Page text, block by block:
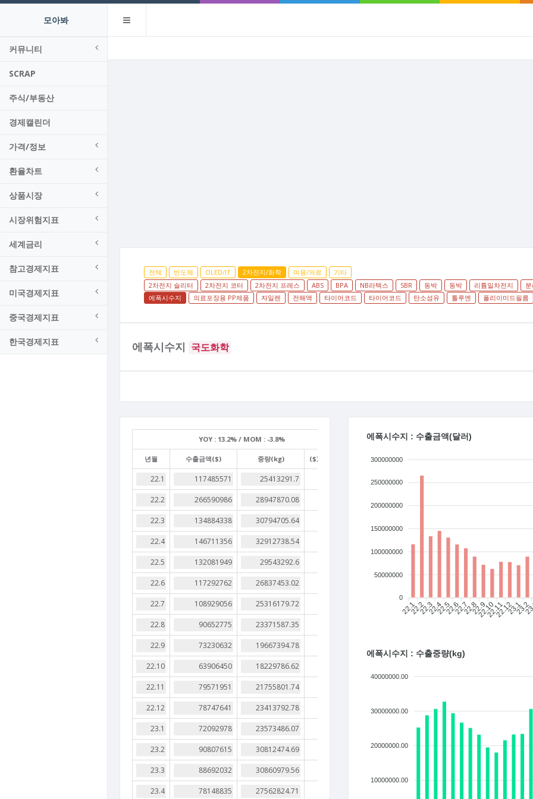
모아봐
커뮤니티
SCRAP
주식/부동산
경제캘린더
가격/정보
환율차트
상품시장
시장위험지표
세계금리
참고경제지표
미국경제지표
중국경제지표
한국경제지표
전체 반도체 OLED/IT 2차전지/화학 미용/의료
기타
2차전지 슬리터
2차전지 코터 2차전지 프레스 ABS BPA NB라텍스 SBR 동박 동박 리튬일차전지
에폭시수지
의료포장용 PP제품 자일렌 전해액 타이어코드 타이어코드 탄소섬유 톨루엔 폴리이미드필름
에폭시수지 국도화학
YOY :13.2% / MOM :-3.8%
년월 수출금액($) 중량(kg) ($)/(kg)
에폭시수지 : 수출금액(달러)
300000000
250000000
200000000
150000000
100000000
50000000
0
22.122.222.322.422.522.622.722.822.9
22.1022.1122.1223.123.2
에폭시수지 : 수출중량(kg)
40000000.00
30000000.00
20000000.00
10000000.00